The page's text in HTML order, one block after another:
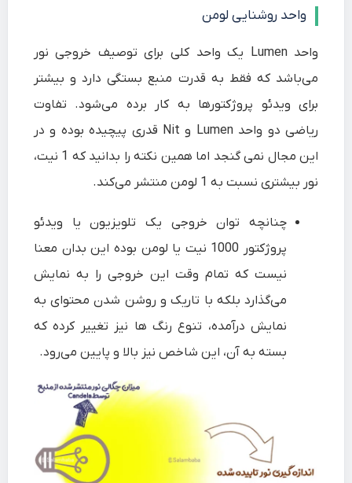
واحد روشنایی لومن
واحد Lumen یک واحد کلی برای توصیف خروجی نور
می‌باشد که فقط به قدرت منبع بستگی دارد و بیشتر
برای ویدئو پروژکتورها به کار برده می‌شود. تفاوت
ریاضی دو واحد Lumen و Nit قدری پیچیده بوده و در
این مجال نمی گنجد اما همین نکته را بدانید که 1 نیت،
نور بیشتری نسبت به 1 لومن منتشر می‌کند.
چنانچه توان خروجی یک تلویزیون یا ویدئو
پروژکتور 1000 نیت یا لومن بوده این بدان معنا
نیست که تمام وقت این خروجی را به نمایش
می‌گذارد بلکه با تاریک و روشن شدن محتوای به
نمایش درآمده، تنوع رنگ ها نیز تغییر کرده که
بسته به آن، این شاخص نیز بالا و پایین می‌رود.